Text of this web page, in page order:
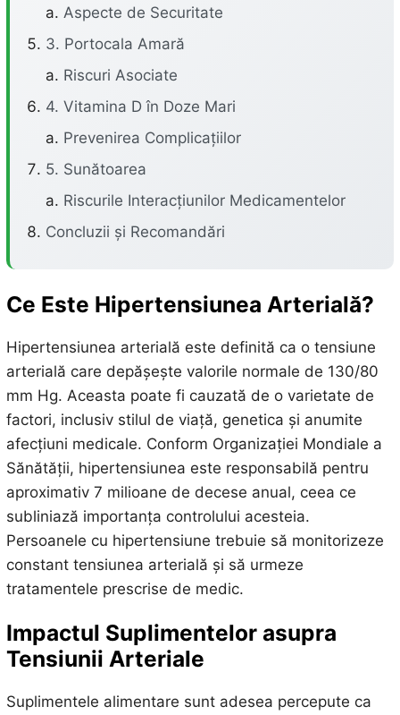
Aspecte de Securitate
3. Portocala Amară
Riscuri Asociate
4. Vitamina D în Doze Mari
Prevenirea Complicațiilor
5. Sunătoarea
Riscurile Interacțiunilor Medicamentelor
Concluzii și Recomandări
Ce Este Hipertensiunea Arterială?
Hipertensiunea arterială este definită ca o tensiune
arterială care depășește valorile normale de 130/80
mm Hg. Aceasta poate fi cauzată de o varietate de
factori, inclusiv stilul de viață, genetica și anumite
afecțiuni medicale. Conform Organizației Mondiale a
Sănătății, hipertensiunea este responsabilă pentru
aproximativ 7 milioane de decese anual, ceea ce
subliniază importanța controlului acesteia.
Persoanele cu hipertensiune trebuie să monitorizeze
constant tensiunea arterială și să urmeze
tratamentele prescrise de medic.
Impactul Suplimentelor asupra
Tensiunii Arteriale
Suplimentele alimentare sunt adesea percepute ca